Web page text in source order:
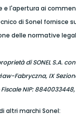
l'apertura ai
di Sonel fornisce
delle normative
di SONEL S.A.
Fabryczna, IX
NIP:
altri marchi Sonel: